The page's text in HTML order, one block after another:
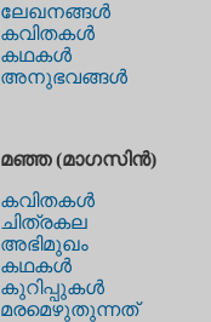
ലേഖനങ്ങള്‍
കവിതകള്‍
കഥകള്‍
അനുഭവങ്ങള്‍
മഞ്ഞ (മാഗസിന്‍)
കവിതകള്‍
ചിത്രകല
അഭിമുഖം
കഥകള്‍
കുറിപ്പുകള്‍
മരമെഴുതുന്നത്